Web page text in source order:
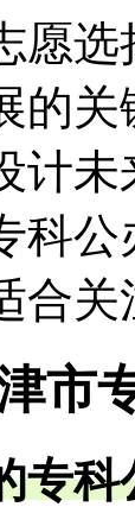
愿
的
计
科
合
市
专